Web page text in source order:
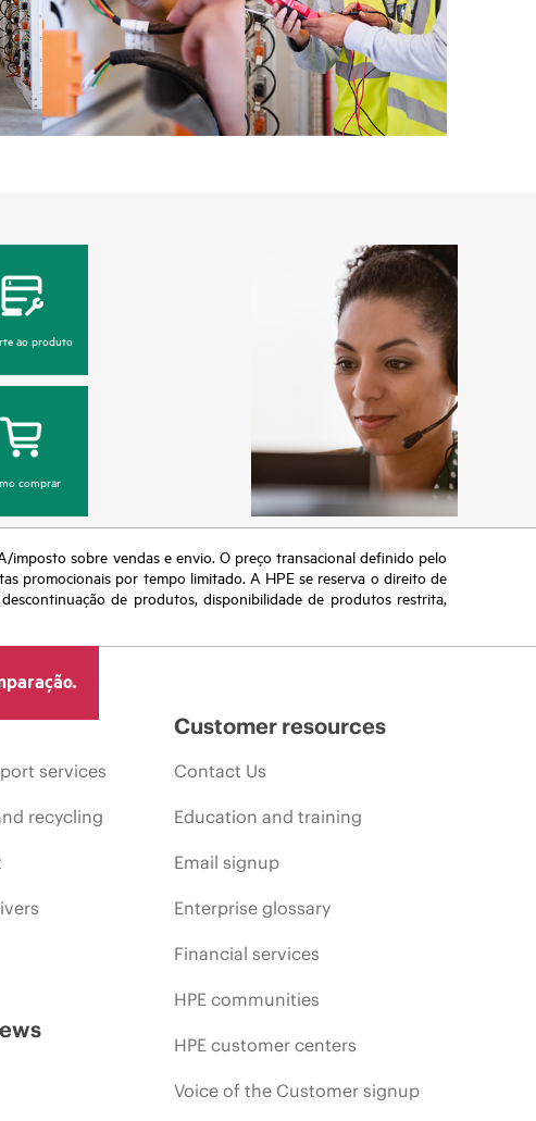
ao produto
comprar
sobre vendas e envio. O preço transacional definido pelo
promocionais por tempo limitado. A HPE se reserva o direito de
de produtos, disponibilidade de produtos restrita,
services
recycling
Customer resources
Contact Us
Education and training
Email signup
Enterprise glossary
Financial services
HPE communities
HPE customer centers
Voice of the Customer signup